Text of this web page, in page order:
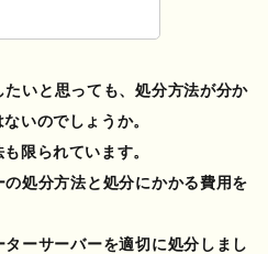
たいと思っても、処分方法が分か
いのでしょうか。
も限られています。
の処分方法と処分にかかる費用を
ターサーバーを適切に処分しまし